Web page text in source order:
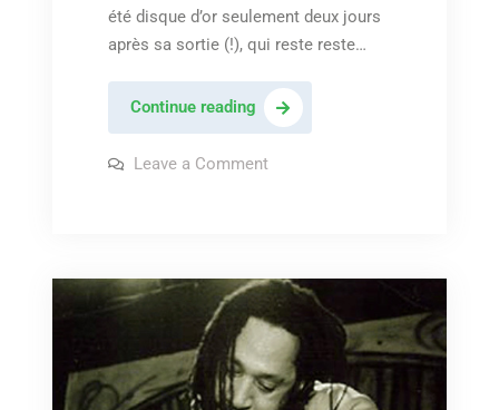
été disque d’or seulement deux jours
après sa sortie (!), qui reste reste…
Continue readingIAM
–
« L’enfer »
Leave a Commenton